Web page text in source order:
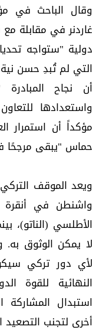
وقال الباحث في
غاردنر في مقابلة
دولية "ستواجه
التي لم تُبدِ حسن
أن نجاح
واستعدادها
مؤكداً أن استمرار
حماس "يبقى مرجحًا
ويعد الموقف
واشنطن في
الأطلسي (الناتو)،
لا يمكن الوثوق
لأي دور تركي
النهائية للقوة
استبدال
أخرى لتجنب